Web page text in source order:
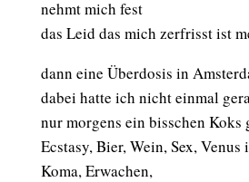
nehmt mich fest
das Leid das mich zerfrisst ist
dann eine Überdosis in
dabei hatte ich nicht einmal
nur morgens ein bisschen Koks
Ecstasy, Bier, Wein, Sex,
Koma, Erwachen,